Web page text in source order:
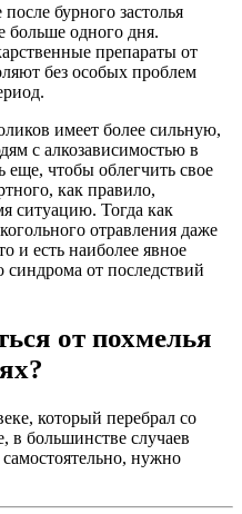
бурного застолья
больше одного дня.
препараты от
без особых проблем
имеет более сильную,
с алкозависимостью в
еще, чтобы облегчить свое
как правило,
ситуацию. Тогда как
отравления даже
и есть наиболее явное
от последствий
от похмелья
который перебрал со
в большинстве случаев
нужно